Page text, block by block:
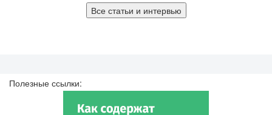
Все статьи и интервью
Полезные ссылки: